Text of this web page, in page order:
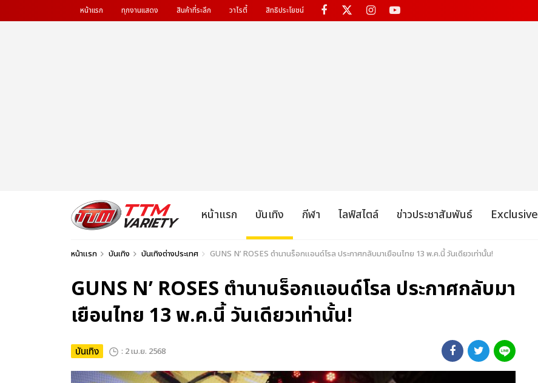
หน้าแรก ทุกงานแสดง สินค้าที่ระลึก วาไรตี้ สิทธิประโยชน์
หน้าแรก บันเทิง กีฬา ไลฟ์สไตล์ ข่าวประชาสัมพันธ์ Exclusive
หน้าแรก บันเทิง บันเทิงต่างประเทศ GUNS N’ ROSES ตำนานร็อกแอนด์โรล ประกาศกลับมาเยือนไทย 13 พ.ค.นี้ วันเดียวเท่านั้น!
GUNS N’ ROSES ตำนานร็อกแอนด์โรล ประกาศกลับมา
เยือนไทย 13 พ.ค.นี้ วันเดียวเท่านั้น!
บันเทิง : 2 เม.ย. 2568